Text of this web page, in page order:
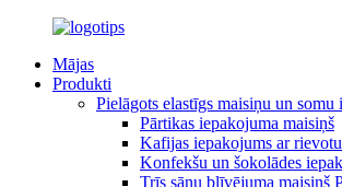
Mājas
Produkti
Pielāgots elastīgs maisiņu un somu
Pārtikas iepakojuma maisiņš
Kafijas iepakojums ar
Konfekšu un šokolādes
Trīs sānu blīvējuma maisiņš